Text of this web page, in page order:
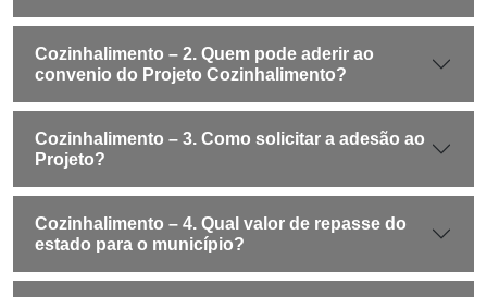
Cozinhalimento – 2. Quem pode aderir ao
convenio do Projeto Cozinhalimento?
Cozinhalimento – 3. Como solicitar a adesão ao
Projeto?
Cozinhalimento – 4. Qual valor de repasse do
estado para o município?